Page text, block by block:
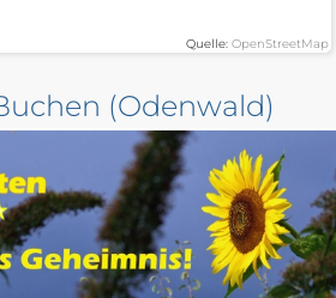
Quelle: OpenStreetMap
(Odenwald)
Buchen (Odenwald)